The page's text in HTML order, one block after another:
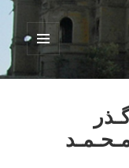
فهرست
ابزارک‌ها
۲- گـذر
مـحـمـد